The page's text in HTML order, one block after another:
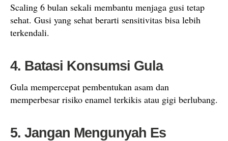
Scaling 6 bulan sekali membantu menjaga gusi tetap
sehat. Gusi yang sehat berarti sensitivitas bisa lebih
terkendali.
4. Batasi Konsumsi Gula
Gula mempercepat pembentukan asam dan
memperbesar risiko enamel terkikis atau gigi berlubang.
5. Jangan Mengunyah Es